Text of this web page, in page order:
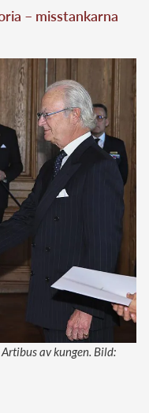
– misstankarna
av kungen. Bild: